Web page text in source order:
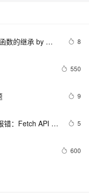
数的继承 by 阮
8
550
9
错：Fetch API
5
600
倒计时领取礼